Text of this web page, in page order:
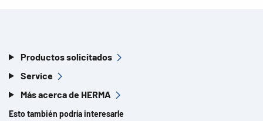
Productos solicitados
Service
Más acerca de HERMA
Esto también podría interesarle